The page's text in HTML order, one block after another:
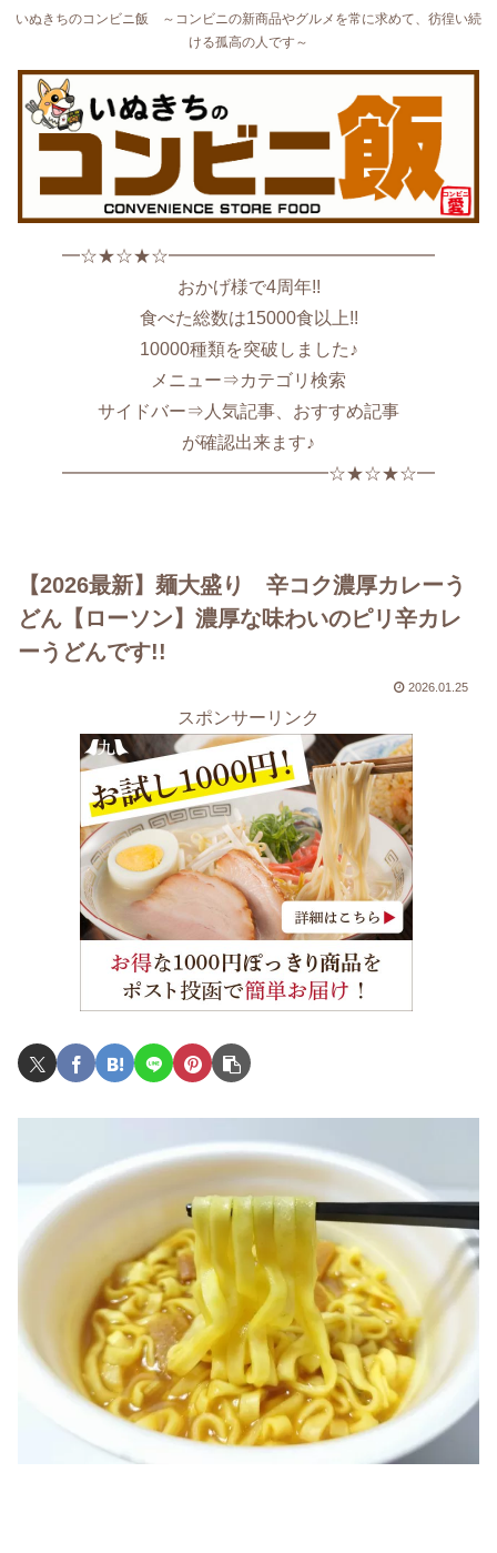
いぬきちのコンビニ飯 ～コンビニの新商品やグルメを常に求めて、彷徨い続
ける孤高の人です～
━☆★☆★☆━━━━━━━━━━━━━━━
おかげ様で4周年!!
食べた総数は15000食以上!!
10000種類を突破しました♪
メニュー⇒カテゴリ検索
サイドバー⇒人気記事、おすすめ記事
が確認出来ます♪
━━━━━━━━━━━━━━━☆★☆★☆━
【2026最新】麺大盛り 辛コク濃厚カレーう
どん【ローソン】濃厚な味わいのピリ辛カレ
ーうどんです!!
2026.01.25
スポンサーリンク